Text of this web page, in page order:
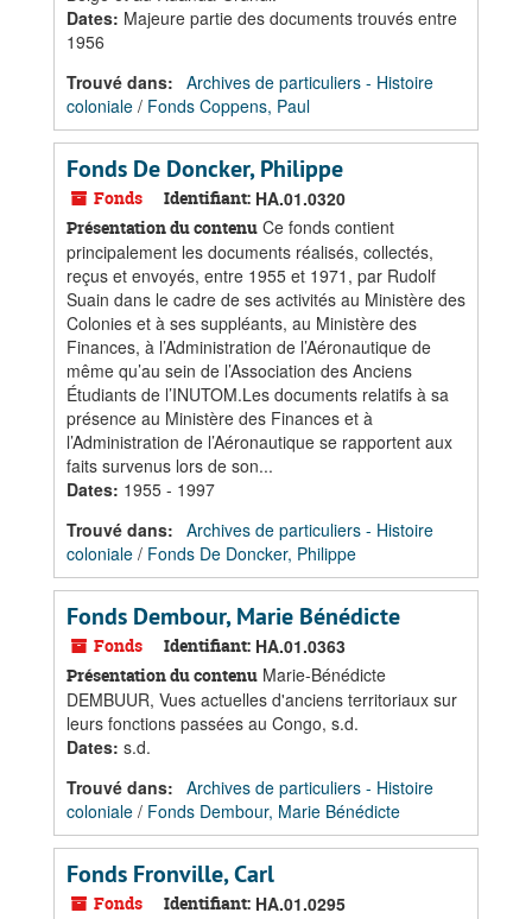
Dates: Majeure partie des documents trouvés entre
1956
Trouvé dans: Archives de particuliers - Histoire
coloniale / Fonds Coppens, Paul
Fonds De Doncker, Philippe
Fonds Identifiant: HA.01.0320
Présentation du contenu Ce fonds contient
principalement les documents réalisés, collectés,
reçus et envoyés, entre 1955 et 1971, par Rudolf
Suain dans le cadre de ses activités au Ministère des
Colonies et à ses suppléants, au Ministère des
Finances, à l’Administration de l’Aéronautique de
même qu’au sein de l’Association des Anciens
Étudiants de l’INUTOM.Les documents relatifs à sa
présence au Ministère des Finances et à
l’Administration de l’Aéronautique se rapportent aux
faits survenus lors de son...
Dates: 1955 - 1997
Trouvé dans: Archives de particuliers - Histoire
coloniale / Fonds De Doncker, Philippe
Fonds Dembour, Marie Bénédicte
Fonds Identifiant: HA.01.0363
Présentation du contenu Marie-Bénédicte
DEMBUUR, Vues actuelles d'anciens territoriaux sur
leurs fonctions passées au Congo, s.d.
Dates: s.d.
Trouvé dans: Archives de particuliers - Histoire
coloniale / Fonds Dembour, Marie Bénédicte
Fonds Fronville, Carl
Fonds Identifiant: HA.01.0295